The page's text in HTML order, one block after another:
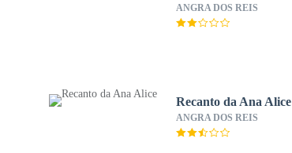
ANGRA DOS REIS
Recanto da Ana Alice
ANGRA DOS REIS